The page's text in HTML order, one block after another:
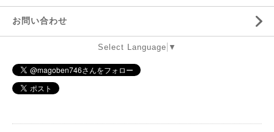
お問い合わせ
Select Language ▼